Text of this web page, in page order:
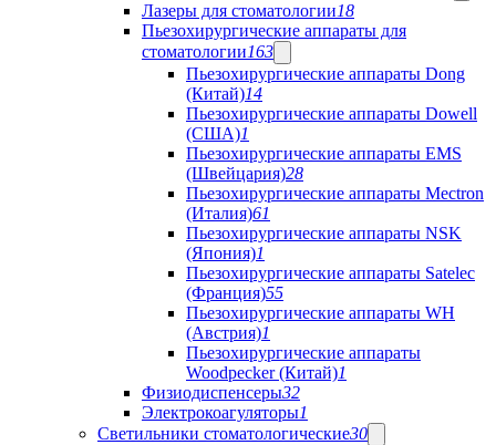
Лазеры для стоматологии18
Пьезохирургические аппараты для
стоматологии163
Пьезохирургические аппараты Dong
(Китай)14
Пьезохирургические аппараты Dowell
(США)1
Пьезохирургические аппараты EMS
(Швейцария)28
Пьезохирургические аппараты Mectron
(Италия)61
Пьезохирургические аппараты NSK
(Япония)1
Пьезохирургические аппараты Satelec
(Франция)55
Пьезохирургические аппараты WH
(Австрия)1
Пьезохирургические аппараты
Woodpecker (Китай)1
Физиодиспенсеры32
Электрокоагуляторы1
Светильники стоматологические30